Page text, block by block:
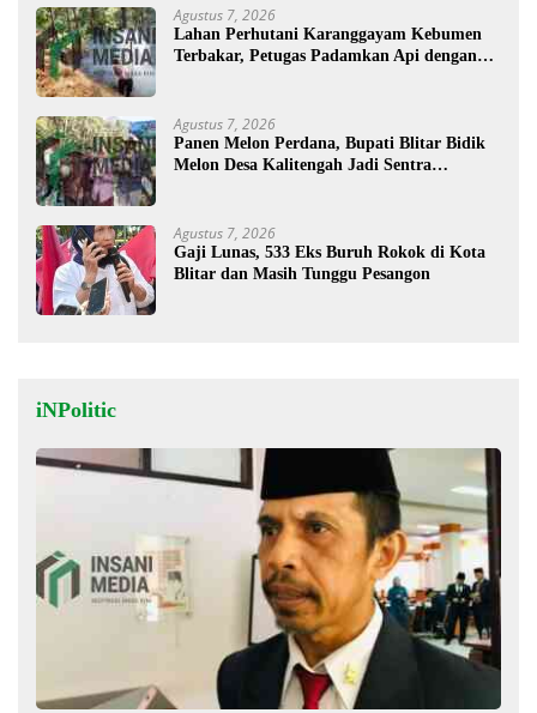
Agustus 7, 2026
Lahan Perhutani Karanggayam Kebumen
Terbakar, Petugas Padamkan Api dengan
Agustus 7, 2026
Panen Melon Perdana, Bupati Blitar Bidik
Melon Desa Kalitengah Jadi Sentra
Agustus 7, 2026
Gaji Lunas, 533 Eks Buruh Rokok di Kota
Blitar dan Masih Tunggu Pesangon
iNPolitic